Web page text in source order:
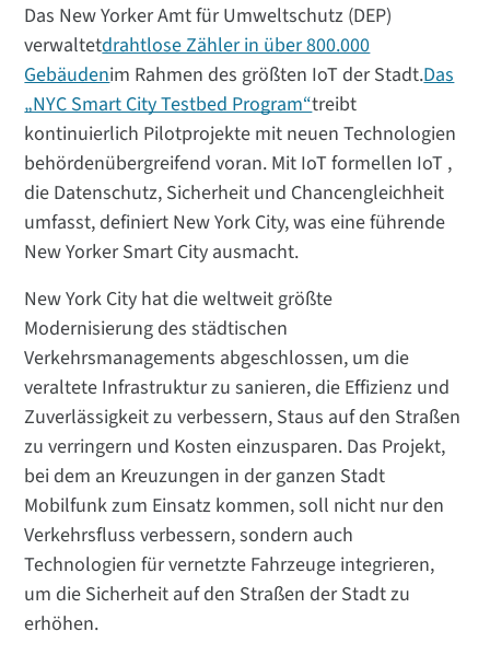
Das New Yorker Amt für Umweltschutz (DEP)
verwaltetdrahtlose Zähler in über 800.000
Gebäudenim Rahmen des größten IoT der Stadt.Das
„NYC Smart City Testbed Program“treibt
kontinuierlich Pilotprojekte mit neuen Technologien
behördenübergreifend voran. Mit IoT formellen IoT ,
die Datenschutz, Sicherheit und Chancengleichheit
umfasst, definiert New York City, was eine führende
New Yorker Smart City ausmacht.
New York City hat die weltweit größte
Modernisierung des städtischen
Verkehrsmanagements abgeschlossen, um die
veraltete Infrastruktur zu sanieren, die Effizienz und
Zuverlässigkeit zu verbessern, Staus auf den Straßen
zu verringern und Kosten einzusparen. Das Projekt,
bei dem an Kreuzungen in der ganzen Stadt
Mobilfunk zum Einsatz kommen, soll nicht nur den
Verkehrsfluss verbessern, sondern auch
Technologien für vernetzte Fahrzeuge integrieren,
um die Sicherheit auf den Straßen der Stadt zu
erhöhen.